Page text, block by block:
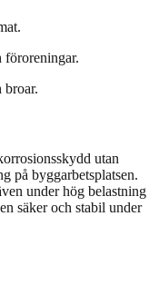
broar.
utan
på byggarbetsplatsen.
under hög belastning
säker och stabil under